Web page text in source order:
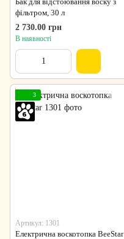
фільтром, 30 л
2 730.00 грн
В наявності
3
Артикул: 1301
Електрична воскотопка BeeStar